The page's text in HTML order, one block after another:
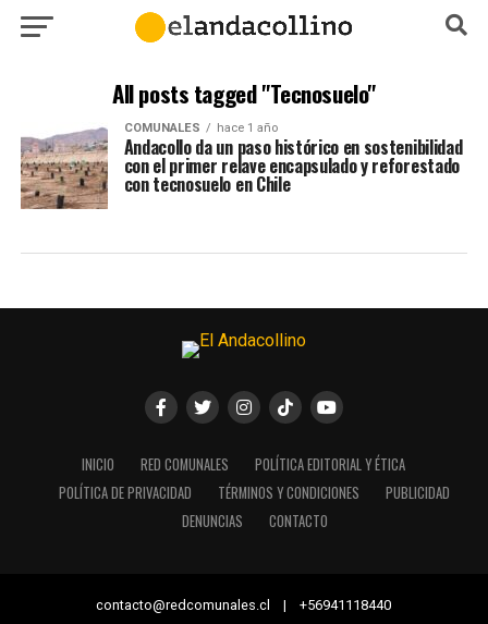
All posts tagged "Tecnosuelo"
COMUNALES hace 1 año
Andacollo da un paso histórico en sostenibilidad
con el primer relave encapsulado y reforestado
con tecnosuelo en Chile
INICIO RED COMUNALES
POLÍTICA EDITORIAL Y ÉTICA
POLÍTICA DE PRIVACIDAD
TÉRMINOS Y CONDICIONES
PUBLICIDAD
DENUNCIAS
CONTACTO
contacto@redcomunales.cl | +56941118440